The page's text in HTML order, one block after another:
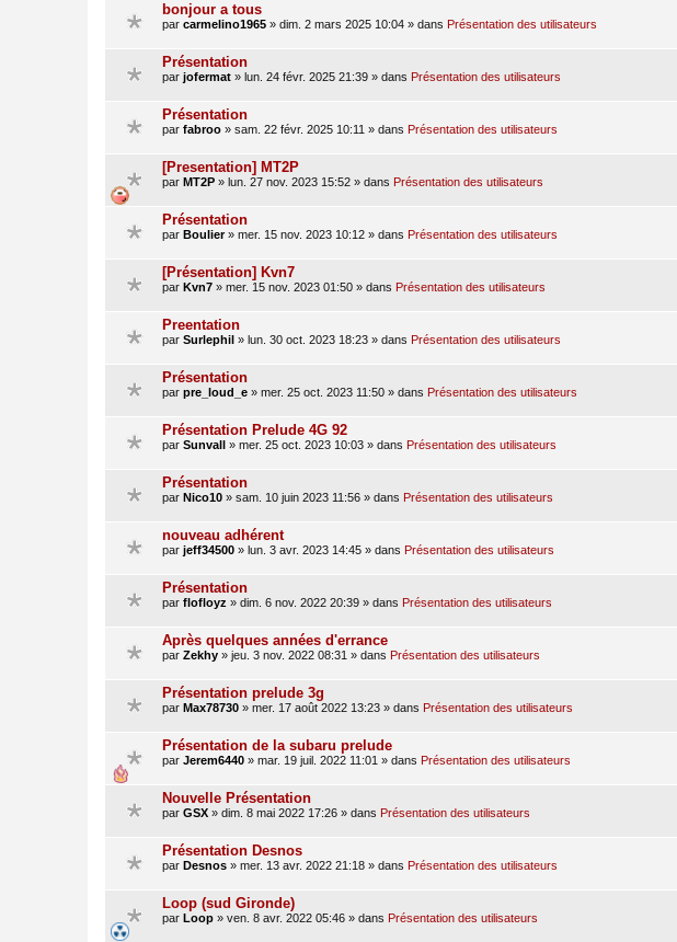
bonjour a tous
par carmelino1965 » dim. 2 mars 2025 10:04 » dans Présentation des utilisateurs
Présentation
par jofermat » lun. 24 févr. 2025 21:39 » dans Présentation des utilisateurs
Présentation
par fabroo » sam. 22 févr. 2025 10:11 » dans Présentation des utilisateurs
[Presentation] MT2P
par MT2P » lun. 27 nov. 2023 15:52 » dans Présentation des utilisateurs
Présentation
par Boulier» mer. 15 nov. 2023 10:12 » dans Présentation des utilisateurs
[Présentation] Kvn7
par Kvn7 » mer. 15 nov. 2023 01:50 » dans Présentation des utilisateurs
Preentation
par Surlephil » lun. 30 oct. 2023 18:23 » dans Présentation des utilisateurs
Présentation
par pre_loud_e » mer. 25 oct. 2023 11:50 » dans Présentation des utilisateurs
Présentation Prelude 4G 92
par Sunvall » mer. 25 oct. 2023 10:03 » dans Présentation des utilisateurs
Présentation
par Nico10 » sam. 10 juin 2023 11:56 » dans Présentation des utilisateurs
nouveau adhérent
par jeff34500 » lun. 3 avr. 2023 14:45 » dans Présentation des utilisateurs
Présentation
par flofloyz » dim. 6 nov. 2022 20:39 » dans Présentation des utilisateurs
Après quelques années d'errance
par Zekhy » jeu. 3 nov. 2022 08:31 » dans Présentation des utilisateurs
Présentation prelude 3g
par Max78730 » mer. 17 août 2022 13:23 » dans Présentation des utilisateurs
Présentation de la subaru prelude
par Jerem6440 » mar. 19 juil. 2022 11:01 » dans Présentation des utilisateurs
Nouvelle Présentation
par GSX » dim. 8 mai 2022 17:26 » dans Présentation des utilisateurs
Présentation Desnos
par Desnos » mer. 13 avr. 2022 21:18 » dans Présentation des utilisateurs
Loop (sud Gironde)
par Loop » ven. 8 avr. 2022 05:46 » dans Présentation des utilisateurs